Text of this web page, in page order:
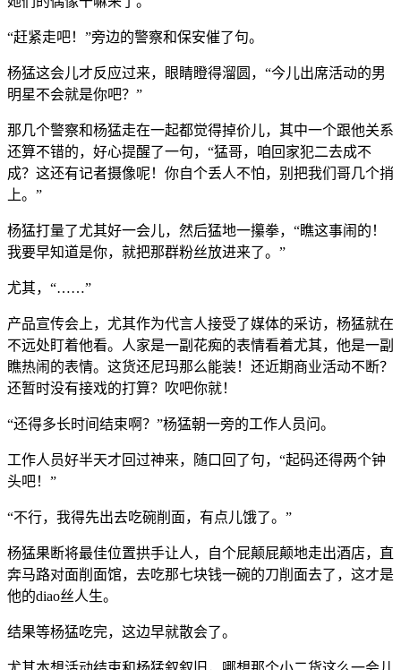
“赶紧走吧！”旁边的警察和保安催了句。
杨猛这会儿才反应过来，眼睛瞪得溜圆，“今儿出席活动的男
明星不会就是你吧？”
那几个警察和杨猛走在一起都觉得掉价儿，其中一个跟他关系
还算不错的，好心提醒了一句，“猛哥，咱回家犯二去成不
成？这还有记者摄像呢！你自个丢人不怕，别把我们哥几个捎
上。”
杨猛打量了尤其好一会儿，然后猛地一攥拳，“瞧这事闹的！
我要早知道是你，就把那群粉丝放进来了。”
尤其，“……”
产品宣传会上，尤其作为代言人接受了媒体的采访，杨猛就在
不远处盯着他看。人家是一副花痴的表情看着尤其，他是一副
瞧热闹的表情。这货还尼玛那么能装！还近期商业活动不断？
还暂时没有接戏的打算？吹吧你就！
“还得多长时间结束啊？”杨猛朝一旁的工作人员问。
工作人员好半天才回过神来，随口回了句，“起码还得两个钟
头吧！”
“不行，我得先出去吃碗削面，有点儿饿了。”
杨猛果断将最佳位置拱手让人，自个屁颠屁颠地走出酒店，直
奔马路对面削面馆，去吃那七块钱一碗的刀削面去了，这才是
他的diao丝人生。
结果等杨猛吃完，这边早就散会了。